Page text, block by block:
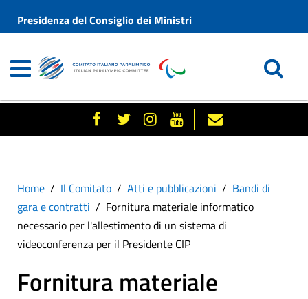
Presidenza del Consiglio dei Ministri
Home Il Comitato Atti e pubblicazioni
Bandi di
gara e contratti
Fornitura materiale informatico
necessario per l'allestimento di un sistema di
videoconferenza per il Presidente CIP
Fornitura materiale